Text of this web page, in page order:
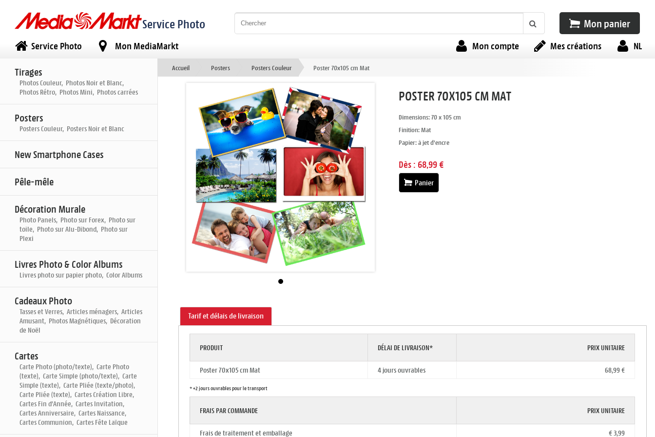
Service Photo Mon panier
Service Photo Mon MediaMarkt NL
Mes créations
Mon compte
Tirages
Photos Couleur, Photos Noir et Blanc,
Photos Rétro, Photos Mini, Photos carrées
Posters
Posters Couleur, Posters Noir et Blanc
New Smartphone Cases
Pêle-mêle
Décoration Murale
Photo Panels, Photo sur Forex, Photo sur
toile, Photo sur Alu-Dibond, Photo sur
Plexi
Livres Photo & Color Albums
Livres photo sur papier photo, Color Albums
Cadeaux Photo
Tasses et Verres, Articles ménagers, Articles
Amusant, Photos Magnétiques, Décoration
de Noël
Cartes
Carte Photo (photo/texte), Carte Photo
(texte), Carte Simple (photo/texte), Carte
Simple (texte), Carte Pliée (texte/photo),
Carte Pliée (texte), Cartes Création Libre,
Cartes Fin d'Année, Cartes Invitation,
Cartes Anniversaire, Cartes Naissance,
Cartes Communion, Cartes Fête Laïque
Accueil Posters Posters Couleur Poster 70x105 cm Mat
POSTER 70X105 CM MAT
Dimensions: 70 x 105 cm
Finition: Mat
Papier: à jet d'encre
Dès : 68,99 €
Panier
Tarif et délais de livraison
PRODUIT DÉLAI DE LIVRAISON* PRIX UNITAIRE
Poster 70x105 cm Mat 4 jours ouvrables 68,99 €
* +2 jours ouvrables pour le transport
FRAIS PAR COMMANDE PRIX UNITAIRE
Frais de traitement et emballage € 3,99